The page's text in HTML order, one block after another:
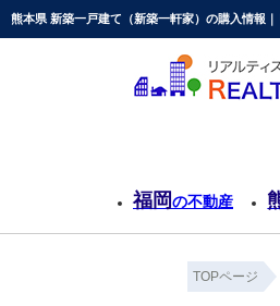
熊本県 新築一戸建て（新築一軒家）の購入情報
福岡の不動産
TOPページ